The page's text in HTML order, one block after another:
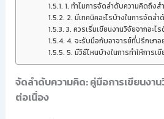
1. ทำไมการจัดลำดับความคิดถึงส
2. มีเทคนิคอะไรบ้างในการจัดล
3. ควรเริ่มเขียนงานวิจัยจากอะไร
4. จะรับมือกับอาจารย์ที่ปรึกษาอ
5. มีวิธีไหนบ้างในการทำให้การเ
จัดลำดับความคิด: คู่มือการเขียนงาน
ต่อเนื่อง